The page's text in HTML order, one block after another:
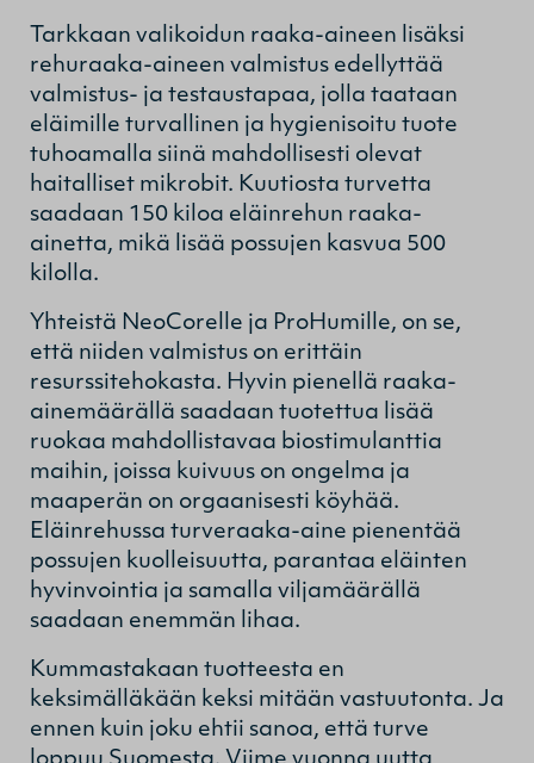
Tarkkaan valikoidun raaka-aineen lisäksi
rehuraaka-aineen valmistus edellyttää
valmistus- ja testaustapaa, jolla taataan
eläimille turvallinen ja hygienisoitu tuote
tuhoamalla siinä mahdollisesti olevat
haitalliset mikrobit. Kuutiosta turvetta
saadaan 150 kiloa eläinrehun raaka-
ainetta, mikä lisää possujen kasvua 500
kilolla.
Yhteistä NeoCorelle ja ProHumille, on se,
että niiden valmistus on erittäin
resurssitehokasta. Hyvin pienellä raaka-
ainemäärällä saadaan tuotettua lisää
ruokaa mahdollistavaa biostimulanttia
maihin, joissa kuivuus on ongelma ja
maaperän on orgaanisesti köyhää.
Eläinrehussa turveraaka-aine pienentää
possujen kuolleisuutta, parantaa eläinten
hyvinvointia ja samalla viljamäärällä
saadaan enemmän lihaa.
Kummastakaan tuotteesta en
keksimälläkään keksi mitään vastuutonta. Ja
ennen kuin joku ehtii sanoa, että turve